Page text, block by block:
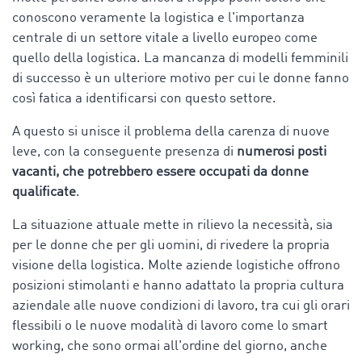
conoscono veramente la logistica e l'importanza
centrale di un settore vitale a livello europeo come
quello della logistica. La mancanza di modelli femminili
di successo è un ulteriore motivo per cui le donne fanno
così fatica a identificarsi con questo settore.
A questo si unisce il problema della carenza di nuove
leve, con la conseguente presenza di numerosi posti
vacanti, che potrebbero essere occupati da donne
qualificate.
La situazione attuale mette in rilievo la necessità, sia
per le donne che per gli uomini, di rivedere la propria
visione della logistica. Molte aziende logistiche offrono
posizioni stimolanti e hanno adattato la propria cultura
aziendale alle nuove condizioni di lavoro, tra cui gli orari
flessibili o le nuove modalità di lavoro come lo smart
working, che sono ormai all'ordine del giorno, anche